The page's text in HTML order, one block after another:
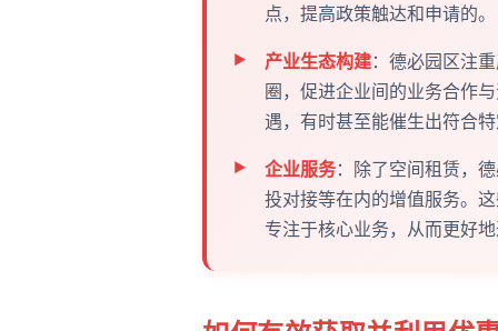
点，提高政策触达和申请的。
产业生态构建：德必园区注
圈，促进企业间的业务合作
遇，有时甚至能催生出符合
企业服务：除了空间租赁，
投对接等在内的增值服务。
专注于核心业务，从而更好